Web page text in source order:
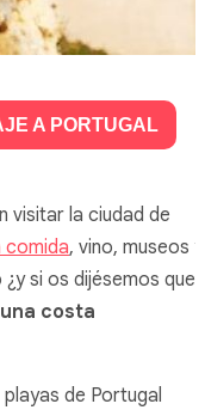
A PORTUGAL
visitar la ciudad de
comida, vino, museos y
si os dijésemos que,
costa
de Portugal